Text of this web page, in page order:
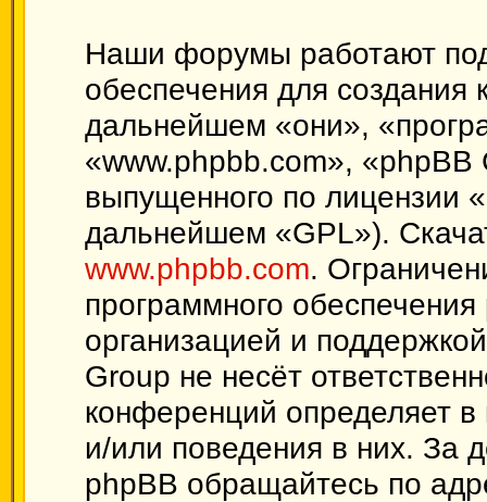
Наши форумы работают
обеспечения для
дальнейшем «они»,
«www.phpbb.com»,
выпущенного по лицензии «
дальнейшем «GPL»).
www.phpbb.com.
программного
организацией и
Group не несёт
конференций определяет в
и/или поведения в них. За
phpBB обращайтесь по